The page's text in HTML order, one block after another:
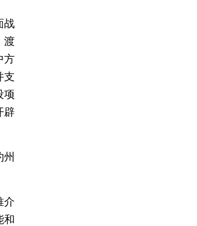
战
渡
方
支
项
辟
州
介
和